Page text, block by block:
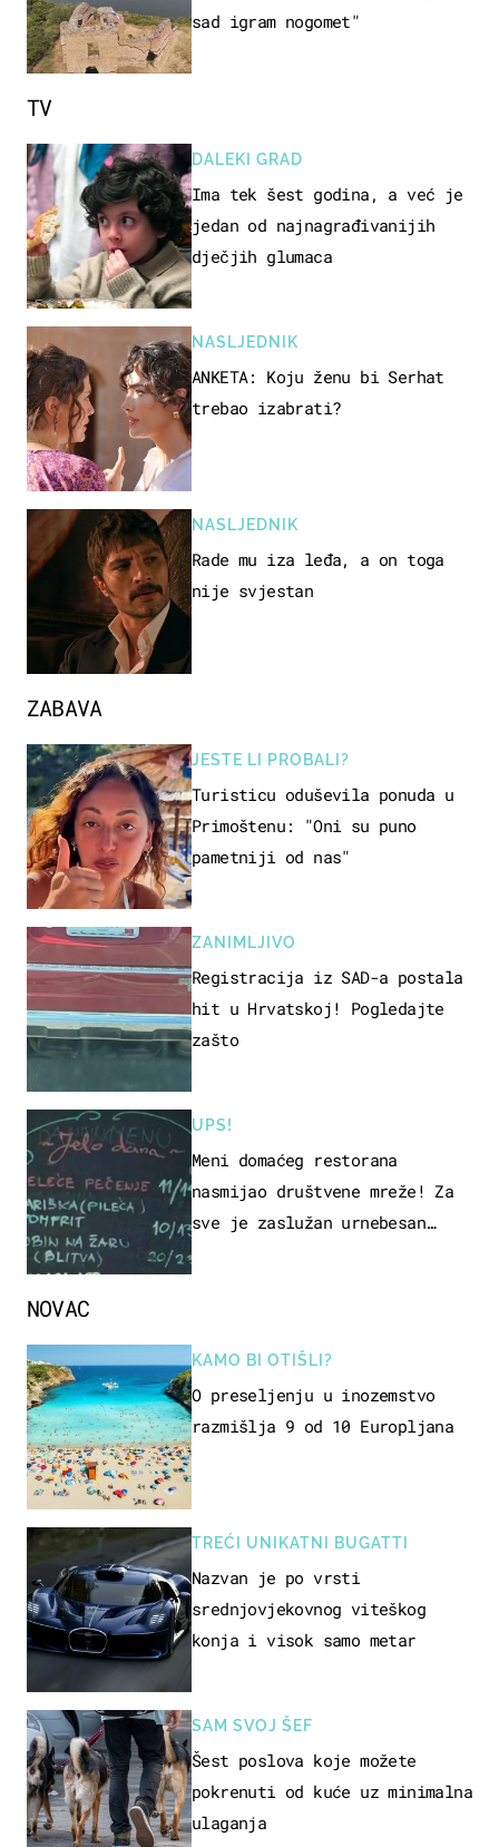
sad igram nogomet"
ZABAVA
JESTE LI PROBALI?
Turisticu oduševila ponuda u
Primoštenu: "Oni su puno
pametniji od nas"
ZANIMLJIVO
Registracija iz SAD-a postala
hit u Hrvatskoj! Pogledajte
zašto
UPS!
Meni domaćeg restorana
nasmijao društvene mreže! Za
sve je zaslužan urnebesan
TV
DALEKI GRAD
Ima tek šest godina, a već je
jedan od najnagrađivanijih
dječjih glumaca
NASLJEDNIK
ANKETA: Koju ženu bi Serhat
trebao izabrati?
NASLJEDNIK
Rade mu iza leđa, a on toga
nije svjestan
NOVAC
KAMO BI OTIŠLI?
O preseljenju u inozemstvo
razmišlja 9 od 10 Europljana
TREĆI UNIKATNI BUGATTI
Nazvan je po vrsti
srednjovjekovnog viteškog
konja i visok samo metar
SAM SVOJ ŠEF
Šest poslova koje možete
pokrenuti od kuće uz minimalna
ulaganja